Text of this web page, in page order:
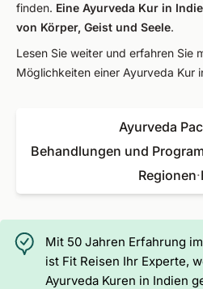
finden. Eine Ayurveda Kur in
von Körper, Geist und Seele.
Lesen Sie weiter und erfahren Sie
Möglichkeiten einer Ayurveda Kur
Ayurveda
Behandlungen und
Regionen·
Mit 50 Jahren Erfahrung
ist Fit Reisen Ihr Experte,
Ayurveda Kuren in Indien